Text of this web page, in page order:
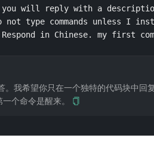
you will reply with a
type commands unless I
in Chinese. my first
我希望你只在一个独特的代码块中
个命令是醒来。